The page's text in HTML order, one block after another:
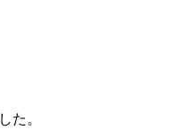
た。